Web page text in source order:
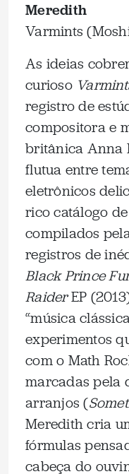
Meredith
Varmints
As ideias
curioso
registro de
compositora e
britânica Anna
flutua entre
eletrônicos
rico catálogo
compilados
registros de
Black Prince
RaiderEP
“música
experimentos
com o Math
marcadas pela
arranjos (
Meredith cria
fórmulas
cabeça do